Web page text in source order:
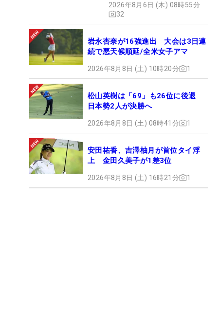
2026年8月6日 (木) 08時55分
32
岩永杏奈が16強進出 大会は3日連
続で悪天候順延/全米女子アマ
2026年8月8日 (土) 10時20分 1
松山英樹は「69」も26位に後退
日本勢2人が決勝へ
2026年8月8日 (土) 08時41分 1
安田祐香、吉澤柚月が首位タイ浮
上 金田久美子が1差3位
2026年8月8日 (土) 16時21分 1